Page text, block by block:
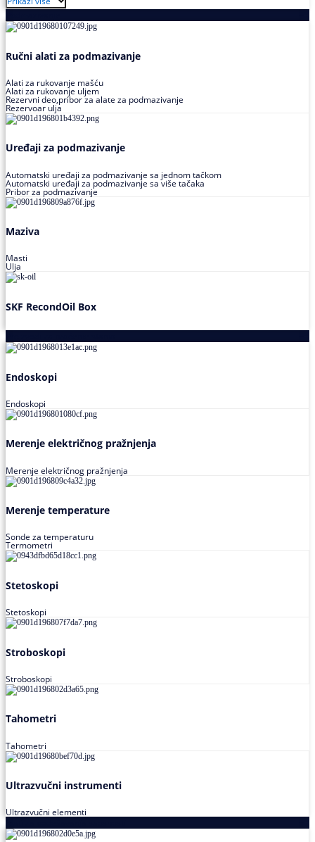
Ručni alati za podmazivanje
Alati za rukovanje mašću
Alati za rukovanje uljem
Rezervni deo,pribor za alate za podmazivanje
Rezervoar ulja
Uređaji za podmazivanje
Automatski uređaji za podmazivanje sa jednom tačkom
Automatski uređaji za podmazivanje sa više tačaka
Pribor za podmazivanje
Maziva
Masti
Ulja
SKF RecondOil Box
Endoskopi
Endoskopi
Merenje električnog pražnjenja
Merenje električnog pražnjenja
Merenje temperature
Sonde za temperaturu
Termometri
Stetoskopi
Stetoskopi
Stroboskopi
Stroboskopi
Tahometri
Tahometri
Ultrazvučni instrumenti
Ultrazvučni elementi